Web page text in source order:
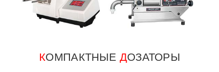
КОМПАКТНЫЕ ДОЗАТОРЫ